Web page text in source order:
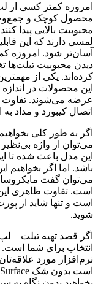
امروزه کمتر کسی از
محصول کوچک و
محبوبیت بالایی پیدا
لمسی دارند که این
آسان‌تر شود. امروزه
دیدن محبوبیت تبلت‌ها
کرده‌اند. یکی از
این محصولات در
عرضه می‌شوند. تفاوت
اتصال کیبورد و مداد
اگر به طور کلی
می‌توان از واژه
این مدل باعث شده تا
باشد. اما اگر بخواهیم
می‌توان گفت
است. تفاوت ظاهری
شوید.
اگر قصد تهیه تبلت –
انتخاب برای شما است.
نرم‌افزار مورد